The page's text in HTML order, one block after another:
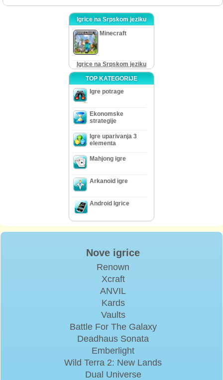
Igrice na Srpskom jeziku
Minecraft
Igrice na Srpskom jeziku
TOP KATEGORIJE
Igre potrage
Ekonomske
strategije
Igre uparivanja 3
elementa
Mahjong igre
Arkanoid igre
Android Igrice
Nove igrice
Renown
Xcraft
ANVIL
Kards
Vaults
Battle For The Galaxy
Deadhaus Sonata
Emberlight
Wild Terra 2: New Lands
Dual Universe